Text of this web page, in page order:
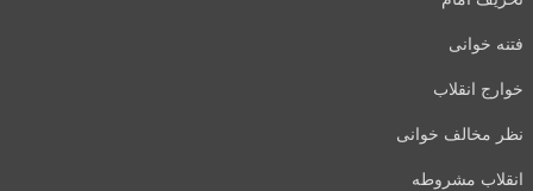
فتنه خوانی
خوارج انقلاب
نظر مخالف خوانی
انقلاب مشروطه